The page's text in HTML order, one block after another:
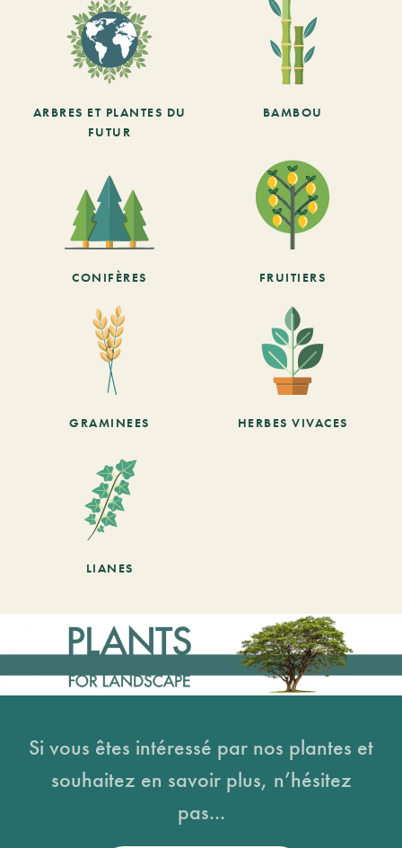
ARBRES ET PLANTES DU
FUTUR
BAMBOU
CONIFÈRES FRUITIERS
GRAMINEES HERBES VIVACES
LIANES
Si vous êtes intéressé par nos plantes et
souhaitez en savoir plus, n’hésitez
pas...